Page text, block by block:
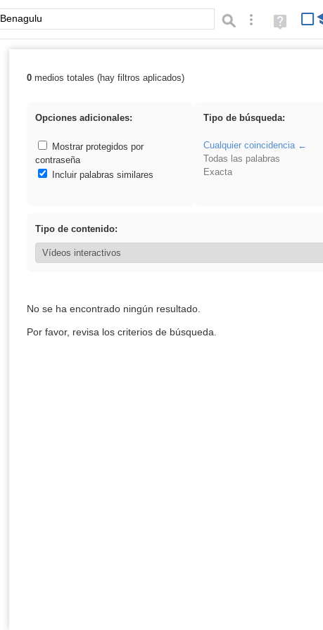
Palabra o frase: Búsqueda avanzada
Ayuda
(en
Resultados de: Benagulu
0medios totales (hay filtros aplicados)
Opciones adicionales:
Mostrar protegidos por
contraseña
Incluir palabras similares
Tipo de búsqueda:
Cualquier coincidencia
Todas las palabras
Exacta
Tipo de contenido:
No se ha encontrado ningún resultado.
Por favor, revisa los criterios de búsqueda.